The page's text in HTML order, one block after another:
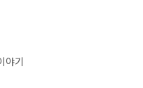
야기